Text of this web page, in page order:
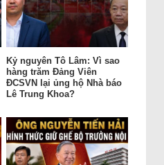
Kỷ nguyên Tô Lâm: Vì sao
hàng trăm Đảng Viên
ĐCSVN lại ủng hộ Nhà báo
Lê Trung Khoa?